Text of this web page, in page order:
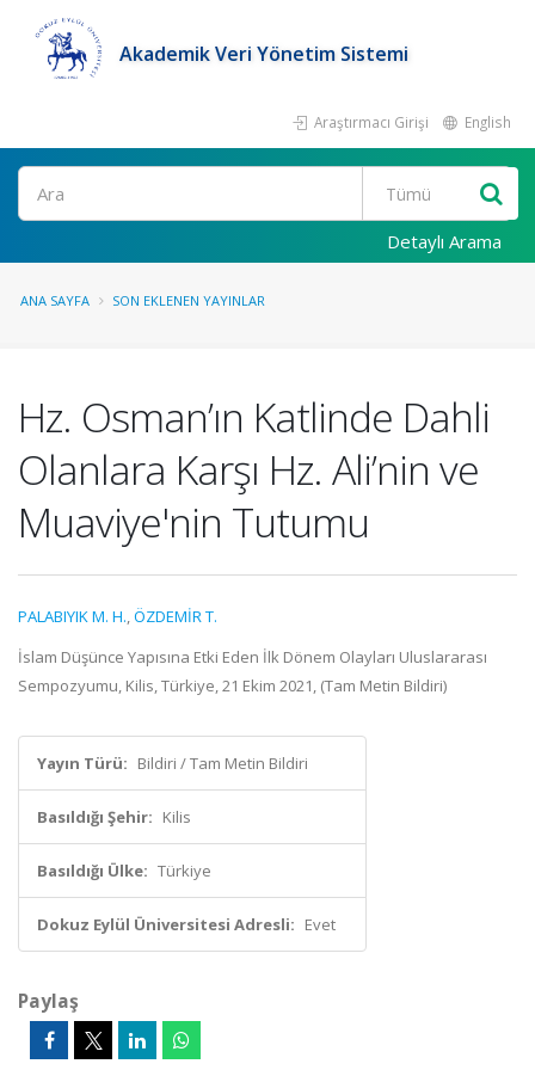
Akademik Veri Yönetim Sistemi
Araştırmacı Girişi English
Ara
Detaylı Arama
ANA SAYFA SON EKLENEN YAYINLAR
Hz. Osman’ın Katlinde Dahli
Olanlara Karşı Hz. Ali’nin ve
Muaviye'nin Tutumu
PALABIYIK M. H.,ÖZDEMİR T.
İslam Düşünce Yapısına Etki Eden İlk Dönem Olayları Uluslararası
Sempozyumu, Kilis, Türkiye, 21 Ekim 2021, (Tam Metin Bildiri)
Yayın Türü: Bildiri / Tam Metin Bildiri
Basıldığı Şehir: Kilis
Basıldığı Ülke: Türkiye
Dokuz Eylül Üniversitesi Adresli: Evet
Paylaş